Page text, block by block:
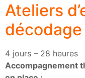
Ateliers
décodage
4 jours – 28 heures
Accompagnement